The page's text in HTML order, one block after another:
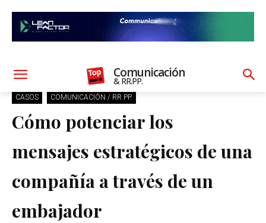
Comunicación
& RR.PP.
CASOS COMUNICACIÓN / RR.PP.
Cómo potenciar los
mensajes estratégicos de una
compañía a través de un
embajador